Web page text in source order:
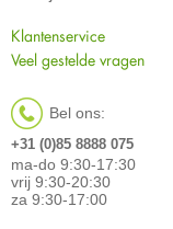
Klantenservice
Veel gestelde vragen
Bel ons:
+31 (0)85 8888 075
ma-do 9:30-17:30
vrij 9:30-20:30
za 9:30-17:00